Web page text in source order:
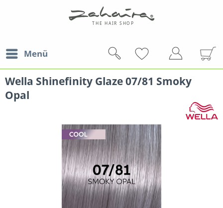
Menü
Wella Shinefinity Glaze 07/81 Smoky
Opal